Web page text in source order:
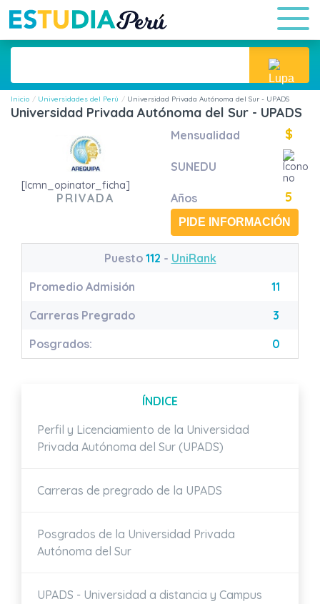
Inicio Universidades del Perú Universidad Privada Autónoma del Sur - UPADS
Universidad Privada Autónoma del Sur - UPADS
[lcmn_opinator_ficha]
PRIVADA
Mensualidad $
SUNEDU
Años 5
PIDE INFORMACIÓN
Puesto 112 - UniRank
Promedio Admisión
11
Carreras Pregrado
3
Posgrados:
0
ÍNDICE
Perfil y Licenciamiento de la Universidad
Privada Autónoma del Sur (UPADS)
Carreras de pregrado de la UPADS
Posgrados de la Universidad Privada
Autónoma del Sur
UPADS - Universidad a distancia y Campus